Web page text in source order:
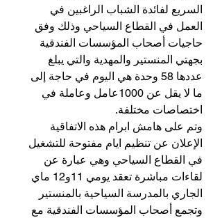
السريع لفائدة الشباب الراغبين في
العمل في القطاع السياحي وذلك وفق
حاجيات أصحاب المؤسسات الفندقية
بجهتي المنستير والمهدية والتي يبلغ
عددها 58 وحدة هي اليوم في حاجة إلى
ما لا يقل عن 1000عامل وعاملة في
اختصاصات مختلفة.
وتم على هامش ابرام هذه الاتفاقية
الإعلان عن تنظيم ايام مفتوحة للتشغيل
في القطاع السياحي وهي عبارة عن
لقاءات مباشرة تعقد يومي 11و12 ماي
الجاري بالمدرسة السياحية بالمنستير
وتجمع أصحاب المؤسسات الفندقية مع